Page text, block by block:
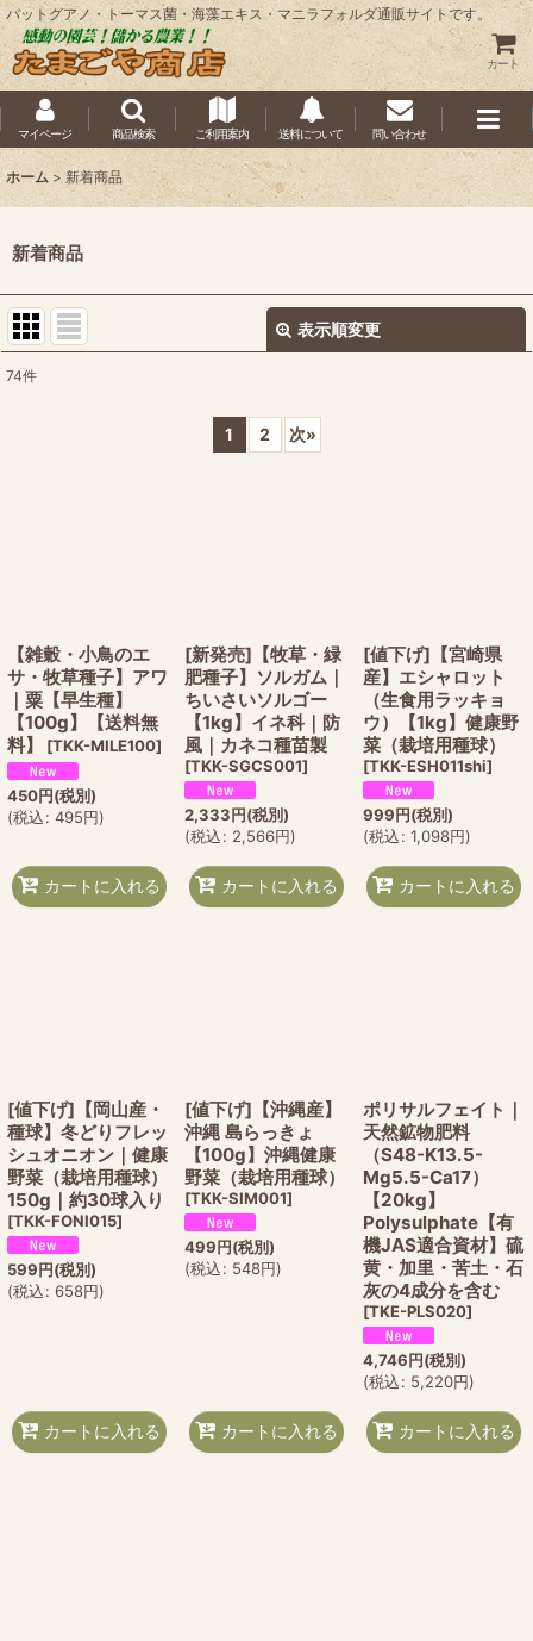
バットグアノ・トーマス菌・海藻エキス・マニラフォルダ通販サイトです。
カート
マイページ 商品検索 ご利用案内 送料について 問い合わせ
ホーム > 新着商品
新着商品
表示順変更
74件
1 2 次»
【雑穀・小鳥のエ
サ・牧草種子】アワ
｜粟【早生種】
【100g】【送料無
料】
[TKK-MILE100]
450円(税別)
(税込: 495円)
カートに入れる
[新発売]【牧草・緑
肥種子】ソルガム｜
ちいさいソルゴー
【1kg】イネ科｜防
風｜カネコ種苗製
[TKK-SGCS001]
2,333円(税別)
(税込: 2,566円)
カートに入れる
[値下げ]【宮崎県
産】エシャロット
（生食用ラッキョ
ウ）【1kg】健康野
菜（栽培用種球）
[TKK-ESH011shi]
999円(税別)
(税込: 1,098円)
カートに入れる
[値下げ]【岡山産・
種球】冬どりフレッ
シュオニオン｜健康
野菜（栽培用種球）
150g｜約30球入り
[TKK-FONI015]
599円(税別)
(税込: 658円)
カートに入れる
[値下げ]【沖縄産】
沖縄 島らっきょ
【100g】沖縄健康
野菜（栽培用種球）
[TKK-SIM001]
499円(税別)
(税込: 548円)
カートに入れる
ポリサルフェイト｜
天然鉱物肥料
（S48-K13.5-
Mg5.5-Ca17）
【20kg】
Polysulphate【有
機JAS適合資材】硫
黄・加里・苦土・石
灰の4成分を含む
[TKE-PLS020]
4,746円(税別)
(税込: 5,220円)
カートに入れる